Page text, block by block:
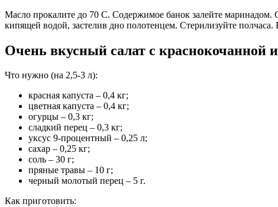
Масло прокалите до 70 С. Содержимое банок залейте
кипящей водой, застелив дно полотенцем. Стерилизуйте
Очень вкусный салат с краснокочанной
Что нужно (на 2,5-3 л):
красная капуста – 0,4 кг;
цветная капуста – 0,4 кг;
огурцы – 0,3 кг;
сладкий перец – 0,3 кг;
уксус 9-процентный – 0,25 л;
сахар – 0,25 кг;
соль – 30 г;
пряные травы – 10 г;
черный молотый перец – 5 г.
Как приготовить: